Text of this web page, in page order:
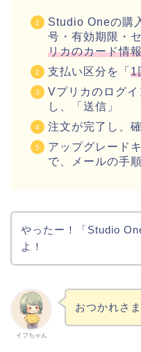
Studio Oneの購
号・有効期限・
リカのカード情
支払い区分を「 1
Vプリカのログ
し、「送信」
注文が完了し、
アップグレード
で、メールの手
やったー！「Studio
よ！
イフちゃん
おつかれさ